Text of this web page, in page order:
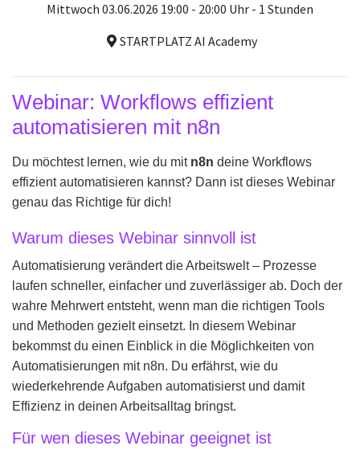
Mittwoch 03.06.2026 19:00 - 20:00 Uhr - 1 Stunden
STARTPLATZ AI Academy
Webinar: Workflows effizient
automatisieren mit n8n
Du möchtest lernen, wie du mit n8n deine Workflows
effizient automatisieren kannst? Dann ist dieses Webinar
genau das Richtige für dich!
Warum dieses Webinar sinnvoll ist
Automatisierung verändert die Arbeitswelt – Prozesse
laufen schneller, einfacher und zuverlässiger ab. Doch der
wahre Mehrwert entsteht, wenn man die richtigen Tools
und Methoden gezielt einsetzt. In diesem Webinar
bekommst du einen Einblick in die Möglichkeiten von
Automatisierungen mit n8n. Du erfährst, wie du
wiederkehrende Aufgaben automatisierst und damit
Effizienz in deinen Arbeitsalltag bringst.
Für wen dieses Webinar geeignet ist